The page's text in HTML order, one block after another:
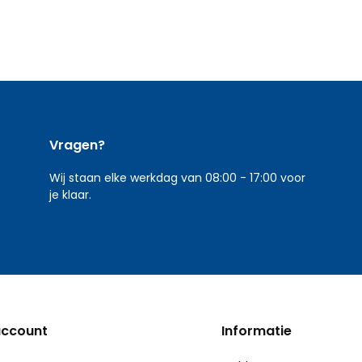
Vragen?
Wij staan elke werkdag van 08:00 - 17:00 voor
je klaar.
Informatie